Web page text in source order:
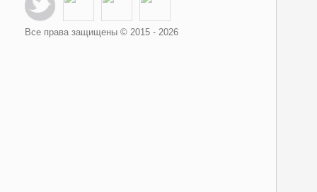
Все права защищены © 2015 - 2026